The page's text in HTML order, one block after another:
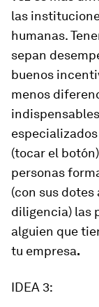
las
humanas.
sepan
buenos
menos
(tocar el
personas
(con sus
diligencia) las
alguien que
tu empresa.
IDEA 3: